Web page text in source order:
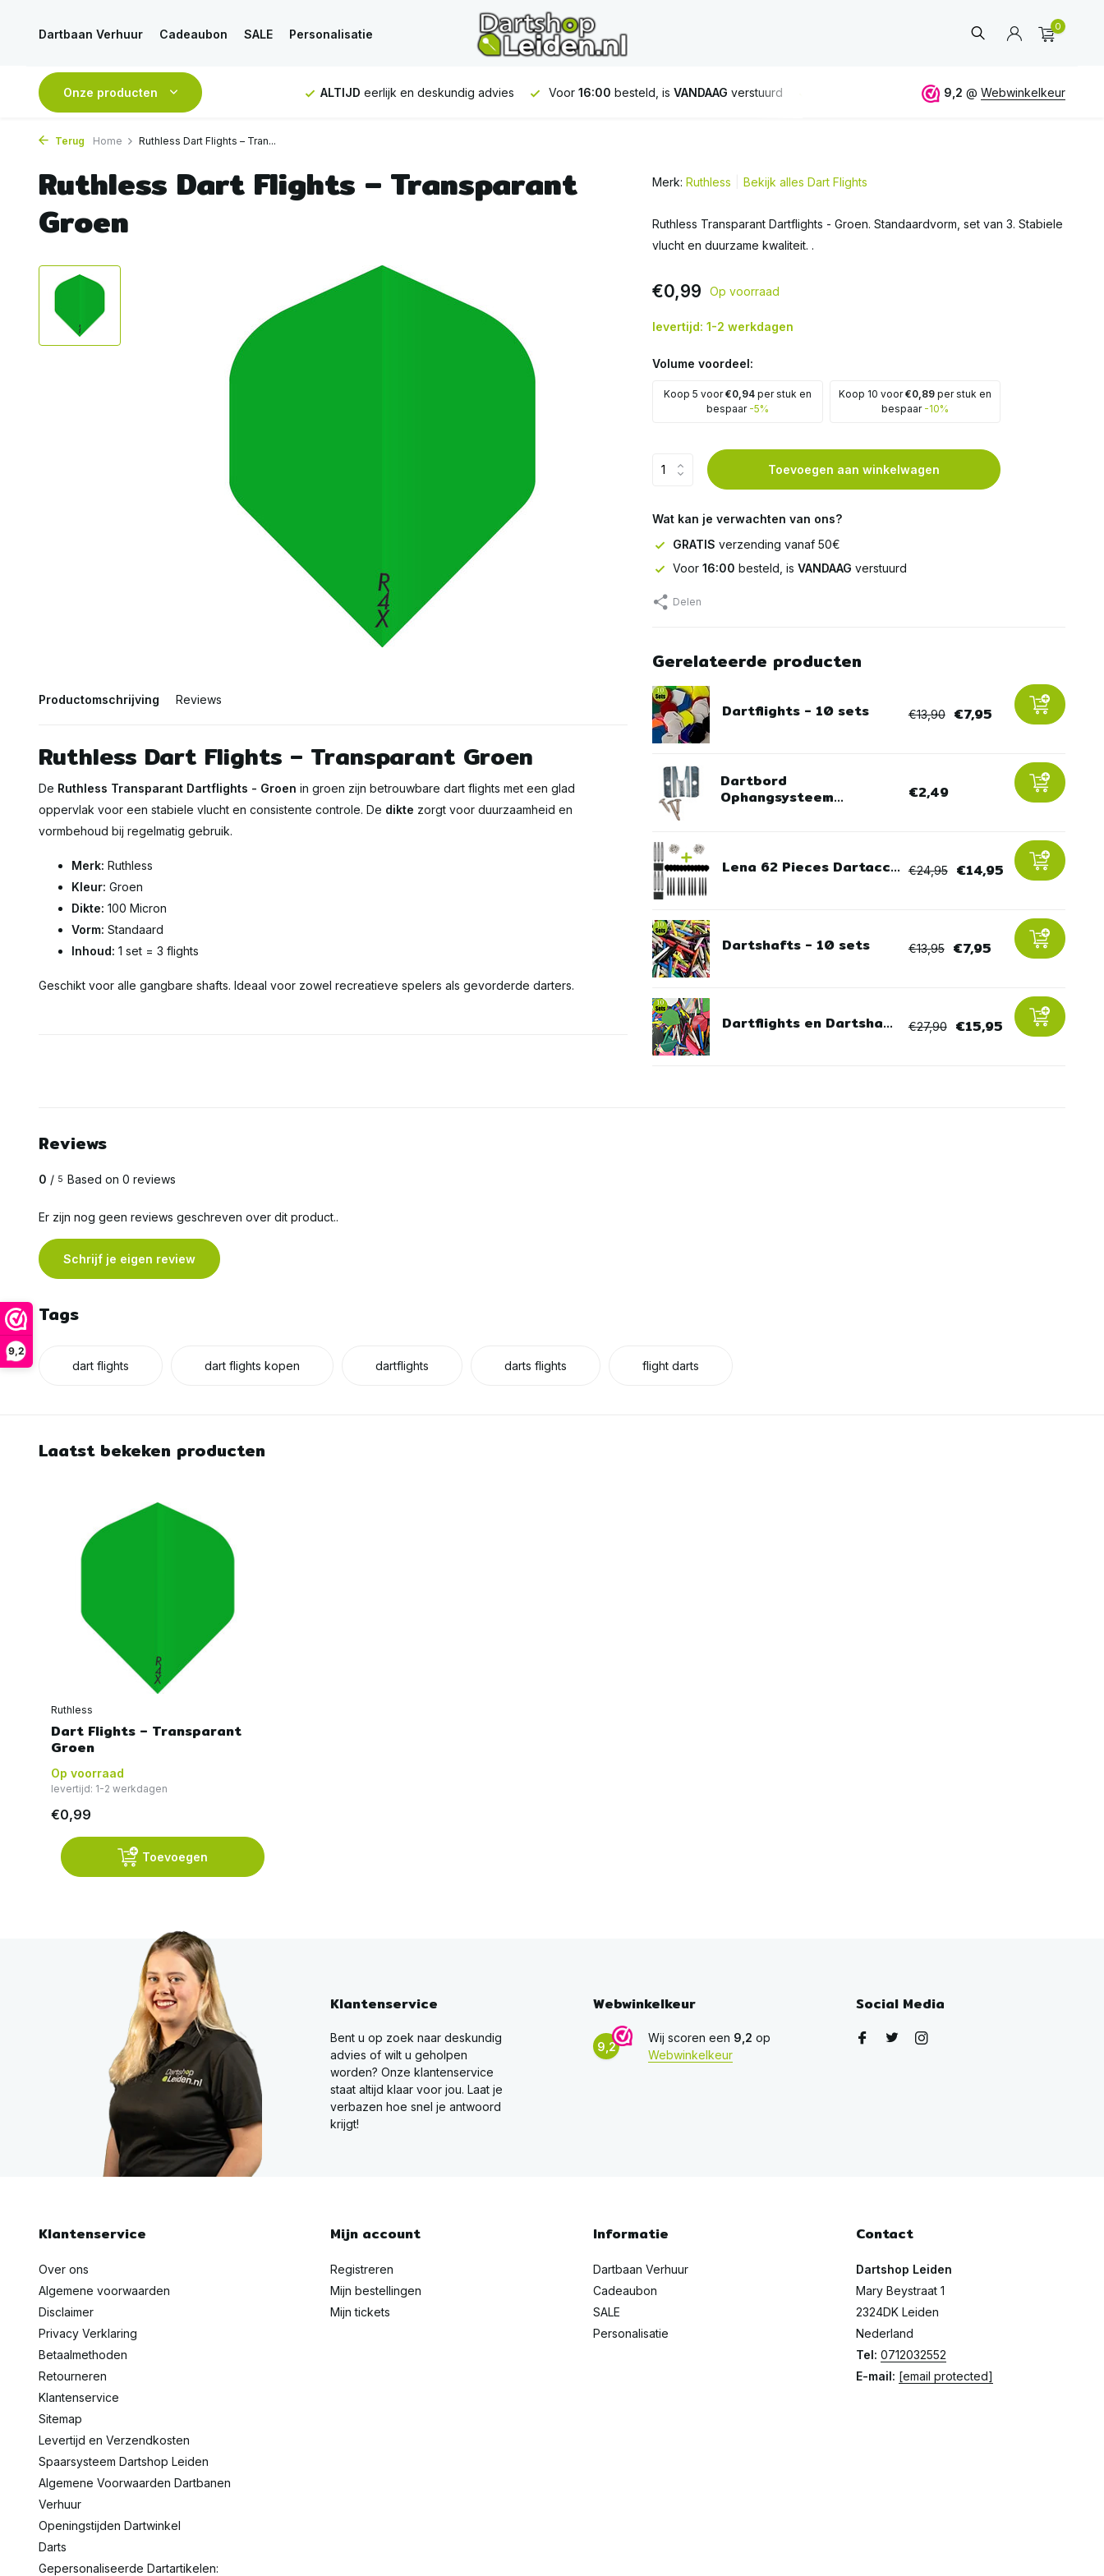
9,2
Dartbaan Verhuur Cadeaubon SALE Personalisatie
0
Onze producten
verstuurd GRATIS verzending vanaf 50€ ALTIJD eerlijk en deskundig advies Voor 16:00 besteld, is VANDAAG verstuurd verzending vanaf 50€ ALTIJDeerlijk
9,2 @ Webwinkelkeur
Terug Home Ruthless Dart Flights – Tran...
Ruthless Dart Flights – Transparant
Groen
Productomschrijving Reviews
Ruthless Dart Flights – Transparant Groen
De Ruthless Transparant Dartflights - Groen in groen zijn betrouwbare dart flights met een glad
oppervlak voor een stabiele vlucht en consistente controle. De dikte zorgt voor duurzaamheid en
vormbehoud bij regelmatig gebruik.
Merk: Ruthless
Kleur: Groen
Dikte: 100 Micron
Vorm: Standaard
Inhoud: 1 set = 3 flights
Geschikt voor alle gangbare shafts. Ideaal voor zowel recreatieve spelers als gevorderde darters.
Merk: Ruthless Bekijk alles Dart Flights
Ruthless Transparant Dartflights - Groen. Standaardvorm, set van 3. Stabiele
vlucht en duurzame kwaliteit. .
€0,99 Op voorraad
levertijd: 1-2 werkdagen
Volume voordeel:
Koop 5 voor€0,94per stuk en
bespaar -5%
Koop 10 voor€0,89per stuk en
bespaar -10%
Toevoegen aan winkelwagen
Wat kan je verwachten van ons?
GRATIS verzending vanaf 50€
Voor 16:00 besteld, is VANDAAG verstuurd
Delen
Gerelateerde producten
Dartflights - 10 sets €13,90 €7,95
Dartbord
Ophangsysteem...
€2,49
Lena 62 Pieces Dartacc... €24,95 €14,95
Dartshafts - 10 sets €13,95 €7,95
Dartflights en Dartsha... €27,90 €15,95
Reviews
0 / 5 Based on 0 reviews
Er zijn nog geen reviews geschreven over dit product..
Schrijf je eigen review
Tags
dart flights dart flights kopen dartflights darts flights flight darts
Laatst bekeken producten
Ruthless
Dart Flights – Transparant
Groen
Op voorraad
levertijd: 1-2 werkdagen
€0,99
Toevoegen
Klantenservice
Bent u op zoek naar deskundig
advies of wilt u geholpen
worden? Onze klantenservice
staat altijd klaar voor jou. Laat je
verbazen hoe snel je antwoord
krijgt!
Webwinkelkeur
9,2
Wij scoren een 9,2 op
Webwinkelkeur
Social Media
Klantenservice
Over ons
Algemene voorwaarden
Disclaimer
Privacy Verklaring
Betaalmethoden
Retourneren
Klantenservice
Sitemap
Levertijd en Verzendkosten
Spaarsysteem Dartshop Leiden
Algemene Voorwaarden Dartbanen
Verhuur
Openingstijden Dartwinkel
Darts
Gepersonaliseerde Dartartikelen:
Mijn account
Registreren
Mijn bestellingen
Mijn tickets
Informatie
Dartbaan Verhuur
Cadeaubon
SALE
Personalisatie
Contact
Dartshop Leiden
Mary Beystraat 1
2324DK Leiden
Nederland
Tel: 0712032552
E-mail: [email protected]